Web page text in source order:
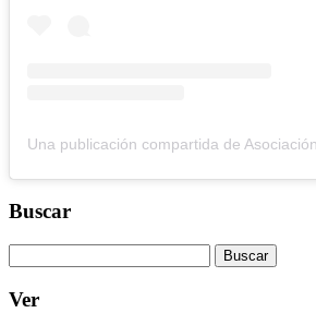
Una publicación compartida de
Buscar
Buscar
Ver